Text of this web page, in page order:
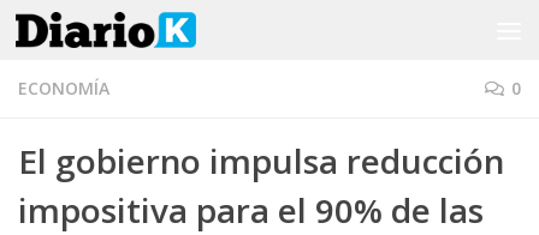
Saltar al contenido
ECONOMÍA 0
El gobierno impulsa reducción
impositiva para el 90% de las